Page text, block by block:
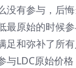
没有参与，后
最原始的时候
足和弥补了所
与LDC原始价